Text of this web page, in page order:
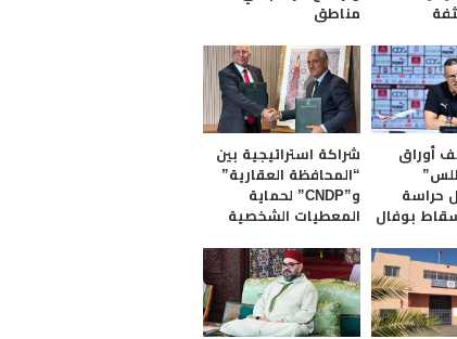
مناطق
أوراق
حراسة
بوفال
شراكة استراتيجية بين
“المحافظة العقارية”
و”CNDP” لحماية
المعطيات الشخصية